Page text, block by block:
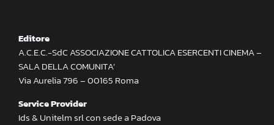
Editore
A.C.E.C.-SdC ASSOCIAZIONE CATTOLICA ESERCENTI CINEMA –
SALA DELLA COMUNITA’
Via Aurelia 796 – 00165 Roma
Service Provider
Ids & Unitelm srl con sede a Padova